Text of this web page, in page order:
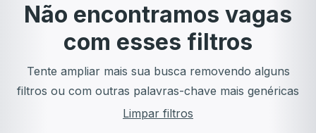
Não encontramos vagas
com esses filtros
Tente ampliar mais sua busca removendo alguns
filtros ou com outras palavras-chave mais genéricas
Limpar filtros